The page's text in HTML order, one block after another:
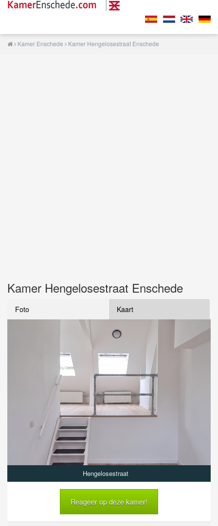
Kamer Enschede Kamer Hengelosestraat Enschede
Kamer Hengelosestraat Enschede
Foto Kaart
Hengelosestraat
Reageer op deze kamer!